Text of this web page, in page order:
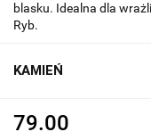
blasku. Idealna dla
Ryb.
KAMIEŃ
79.00